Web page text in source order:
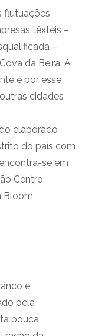
flutuações
têxteis –
–
da Beira. A
é por esse
cidades
elaborado
do país com
se em
Centro,
Bloom
é
pela
pouca